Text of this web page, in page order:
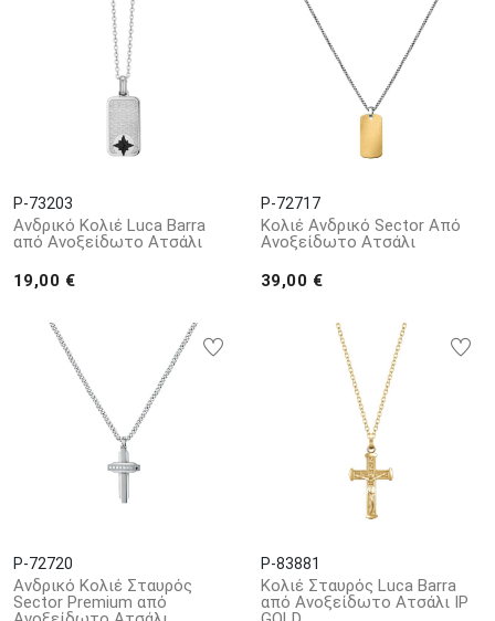
P-73203
Ανδρικό Κολιέ Luca Barra
από Ανοξείδωτο Ατσάλι
19,00 €
P-72717
Κολιέ Ανδρικό Sector Από
Ανοξείδωτο Ατσάλι
39,00 €
P-72720
Ανδρικό Κολιέ Σταυρός
Sector Premium από
P-83881
Κολιέ Σταυρός Luca Barra
από Aνοξείδωτο Aτσάλι IP